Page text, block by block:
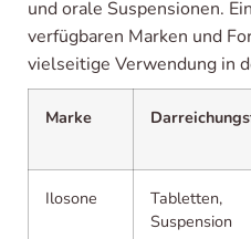
und orale Suspensionen.
verfügbaren Marken und
vielseitige Verwendung in
Marke
Ilosone
Tabletten,
Suspension